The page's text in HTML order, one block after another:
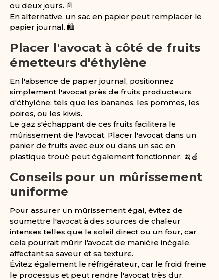
ou deux jours. 📄
En alternative, un sac en papier peut remplacer le
papier journal. 🛍️
Placer l'avocat à côté de fruits
émetteurs d'éthylène
En l'absence de papier journal, positionnez
simplement l'avocat près de fruits producteurs
d'éthylène, tels que les bananes, les pommes, les
poires, ou les kiwis.
Le gaz s'échappant de ces fruits facilitera le
mûrissement de l'avocat. Placer l'avocat dans un
panier de fruits avec eux ou dans un sac en
plastique troué peut également fonctionner. 🍌🍏
Conseils pour un mûrissement
uniforme
Pour assurer un mûrissement égal, évitez de
soumettre l'avocat à des sources de chaleur
intenses telles que le soleil direct ou un four, car
cela pourrait mûrir l'avocat de manière inégale,
affectant sa saveur et sa texture.
Évitez également le réfrigérateur, car le froid freine
le processus et peut rendre l'avocat très dur.